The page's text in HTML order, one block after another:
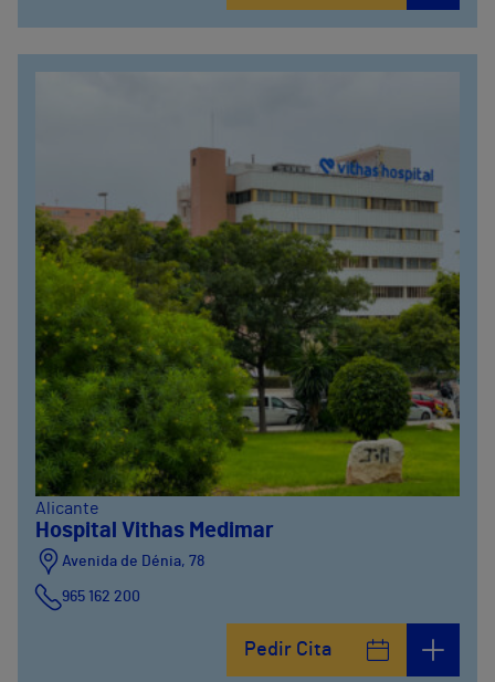
Alicante
Hospital Vithas Medimar
Avenida de Dénia, 78
965 162 200
Pedir Cita